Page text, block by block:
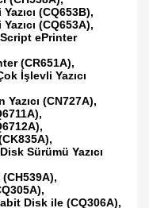
(CQ653B),
(CQ653A),
ePrinter
(CR651A),
İşlevli Yazıcı
(CN727A),
Sürümü Yazıcı
(CH539A),
Disk ile (CQ306A),